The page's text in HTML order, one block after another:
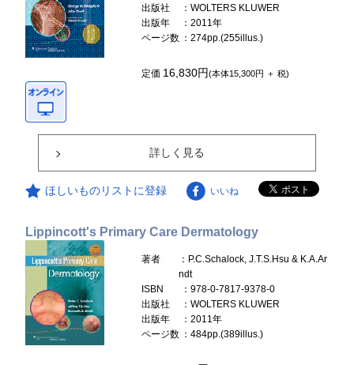
出版社
：WOLTERS KLUWER
出版年
：2011年
ページ数 ：274pp.(255illus.)
定価 16,830円(本体15,300円 ＋ 税)
詳しく見る
ほしいものリストに登録 いいね
Lippincott's Primary Care Dermatology
著者
：P.C.Schalock, J.T.S.Hsu & K.A.Ar
ndt
ISBN
：978-0-7817-9378-0
出版社
：WOLTERS KLUWER
出版年
：2011年
ページ数 ：484pp.(389illus.)